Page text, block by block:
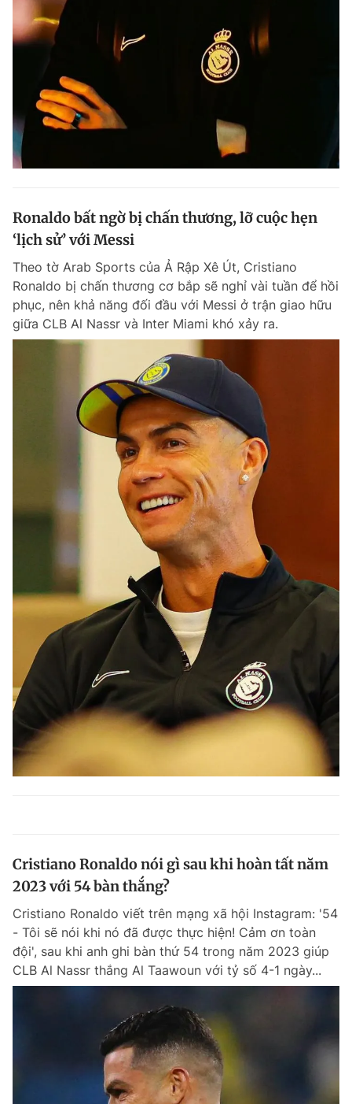
Ronaldo bất ngờ bị chấn thương, lỡ cuộc hẹn
‘lịch sử’ với Messi
Theo tờ Arab Sports của Ả Rập Xê Út, Cristiano
Ronaldo bị chấn thương cơ bắp sẽ nghỉ vài tuần để hồi
phục, nên khả năng đối đầu với Messi ở trận giao hữu
giữa CLB Al Nassr và Inter Miami khó xảy ra.
Cristiano Ronaldo nói gì sau khi hoàn tất năm
2023 với 54 bàn thắng?
Cristiano Ronaldo viết trên mạng xã hội Instagram: '54
- Tôi sẽ nói khi nó đã được thực hiện! Cảm ơn toàn
đội', sau khi anh ghi bàn thứ 54 trong năm 2023 giúp
CLB Al Nassr thắng Al Taawoun với tỷ số 4-1 ngày...